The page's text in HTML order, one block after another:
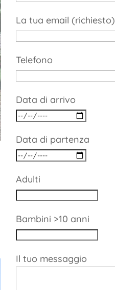
La tua email (richiesto)
Telefono
Data di arrivo
Data di partenza
Adulti
Bambini >10 anni
Il tuo messaggio